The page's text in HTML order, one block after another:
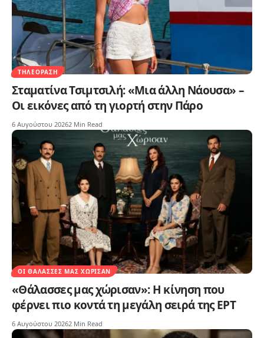
ΤΗΛΕΌΡΑΣΗ
Σταματίνα Τσιμτσιλή: «Μια άλλη Νάουσα» –
Οι εικόνες από τη γιορτή στην Πάρο
6 Αυγούστου 20262 Min Read
ΟΙ ΘΆΛΑΣΣΕΣ ΜΑΣ ΧΏΡΙΣΑΝ
«Θάλασσες μας χώρισαν»: Η κίνηση που
φέρνει πιο κοντά τη μεγάλη σειρά της ΕΡΤ
6 Αυγούστου 20262 Min Read